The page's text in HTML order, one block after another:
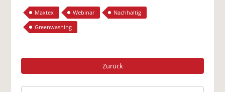
Maxtex Webinar
Nachhaltig
Greenwashing
Zurück